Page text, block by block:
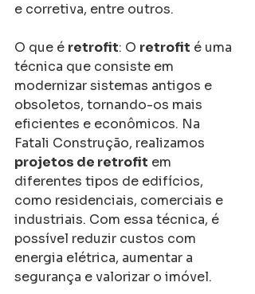
e corretiva, entre outros.
O que é retrofit: O retrofit é uma
técnica que consiste em
modernizar sistemas antigos e
obsoletos, tornando-os mais
eficientes e econômicos. Na
Fatali Construção, realizamos
projetos de retrofit em
diferentes tipos de edifícios,
como residenciais, comerciais e
industriais. Com essa técnica, é
possível reduzir custos com
energia elétrica, aumentar a
segurança e valorizar o imóvel.